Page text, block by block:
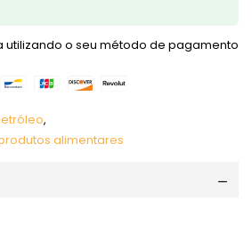
utilizando o seu método de pagamento
,
alimentares